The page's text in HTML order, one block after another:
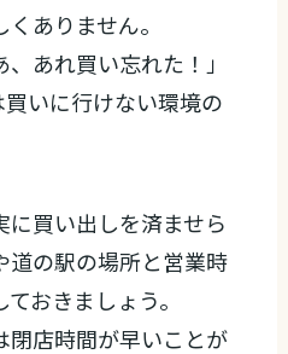
ありません。
あれ買い忘れた！」
いに行けない環境の
買い出しを済ませら
道の駅の場所と営業時
おきましょう。
閉店時間が早いことが